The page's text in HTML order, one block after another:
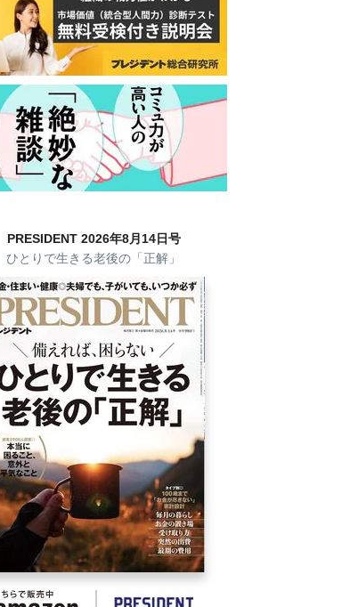
PRESIDENT 2026年8月14日号
ひとりで生きる老後の「正解」